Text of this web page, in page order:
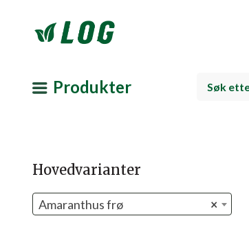
Produkter
Hovedvarianter
×
Amaranthus frø